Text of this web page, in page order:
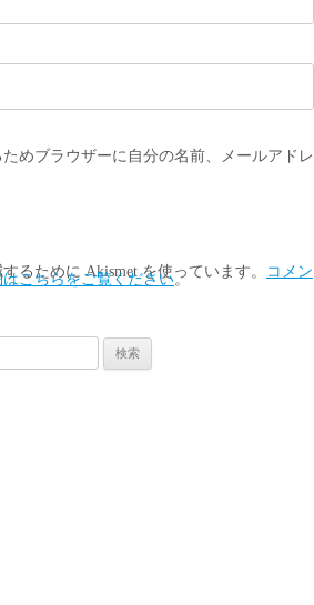
めブラウザーに自分の名前、メールアドレ
るために Akismet を使っています。 コメン
こちらをご覧ください。